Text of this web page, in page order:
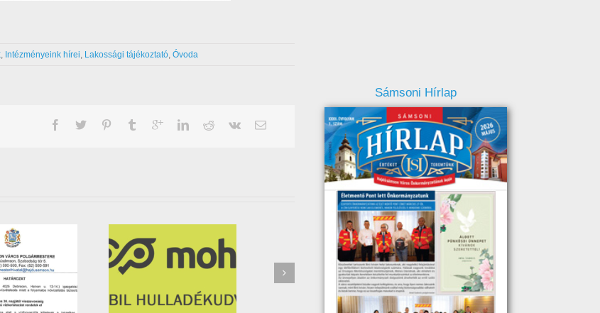
, Intézményeink hírei, Lakossági tájékoztató, Óvoda
Mobil hulladékudvar
augusztus és
hónapokban!
Értesítés Hajdúsámson
település hulladékszállítási
rendjének változásáról
1-es számú orvosi körzet
tájékoztatása
Sámsoni Hírlap